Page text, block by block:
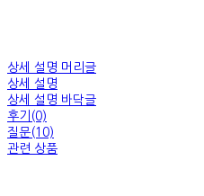
상세 설명 머리글
상세 설명
상세 설명 바닥글
후기(0)
질문(10)
관련 상품